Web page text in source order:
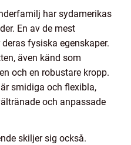
har sydamerikas
En av de mest
fysiska egenskaper.
även känd som
och en robustare kropp.
smidiga och flexibla,
och anpassade
skiljer sig också.